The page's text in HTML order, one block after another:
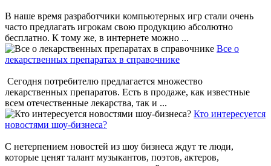
В наше время разработчики компьютерных игр стали очень
часто предлагать игрокам свою продукцию абсолютно
бесплатно. К тому же, в интернете можно ...
Все о
лекарственных препаратах в справочнике
Сегодня потребителю предлагается множество
лекарственных препаратов. Есть в продаже, как известные
всем отечественные лекарства, так и ...
Кто интересуется
новостями шоу-бизнеса?
С нетерпением новостей из шоу бизнеса ждут те люди,
которые ценят талант музыкантов, поэтов, актеров,